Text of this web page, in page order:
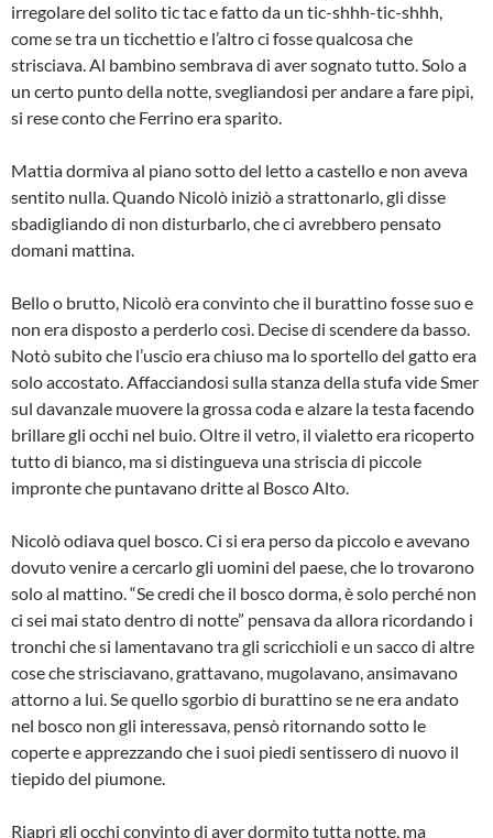
irregolare del solito tic tac e fatto da un tic-shhh-tic-shhh,
come se tra un ticchettio e l’altro ci fosse qualcosa che
strisciava. Al bambino sembrava di aver sognato tutto. Solo a
un certo punto della notte, svegliandosi per andare a fare pipì,
si rese conto che Ferrino era sparito.
Mattia dormiva al piano sotto del letto a castello e non aveva
sentito nulla. Quando Nicolò iniziò a strattonarlo, gli disse
sbadigliando di non disturbarlo, che ci avrebbero pensato
domani mattina.
Bello o brutto, Nicolò era convinto che il burattino fosse suo e
non era disposto a perderlo così. Decise di scendere da basso.
Notò subito che l’uscio era chiuso ma lo sportello del gatto era
solo accostato. Affacciandosi sulla stanza della stufa vide Smer
sul davanzale muovere la grossa coda e alzare la testa facendo
brillare gli occhi nel buio. Oltre il vetro, il vialetto era ricoperto
tutto di bianco, ma si distingueva una striscia di piccole
impronte che puntavano dritte al Bosco Alto.
Nicolò odiava quel bosco. Ci si era perso da piccolo e avevano
dovuto venire a cercarlo gli uomini del paese, che lo trovarono
solo al mattino. “Se credi che il bosco dorma, è solo perché non
ci sei mai stato dentro di notte” pensava da allora ricordando i
tronchi che si lamentavano tra gli scricchioli e un sacco di altre
cose che strisciavano, grattavano, mugolavano, ansimavano
attorno a lui. Se quello sgorbio di burattino se ne era andato
nel bosco non gli interessava, pensò ritornando sotto le
coperte e apprezzando che i suoi piedi sentissero di nuovo il
tiepido del piumone.
Riaprì gli occhi convinto di aver dormito tutta notte, ma